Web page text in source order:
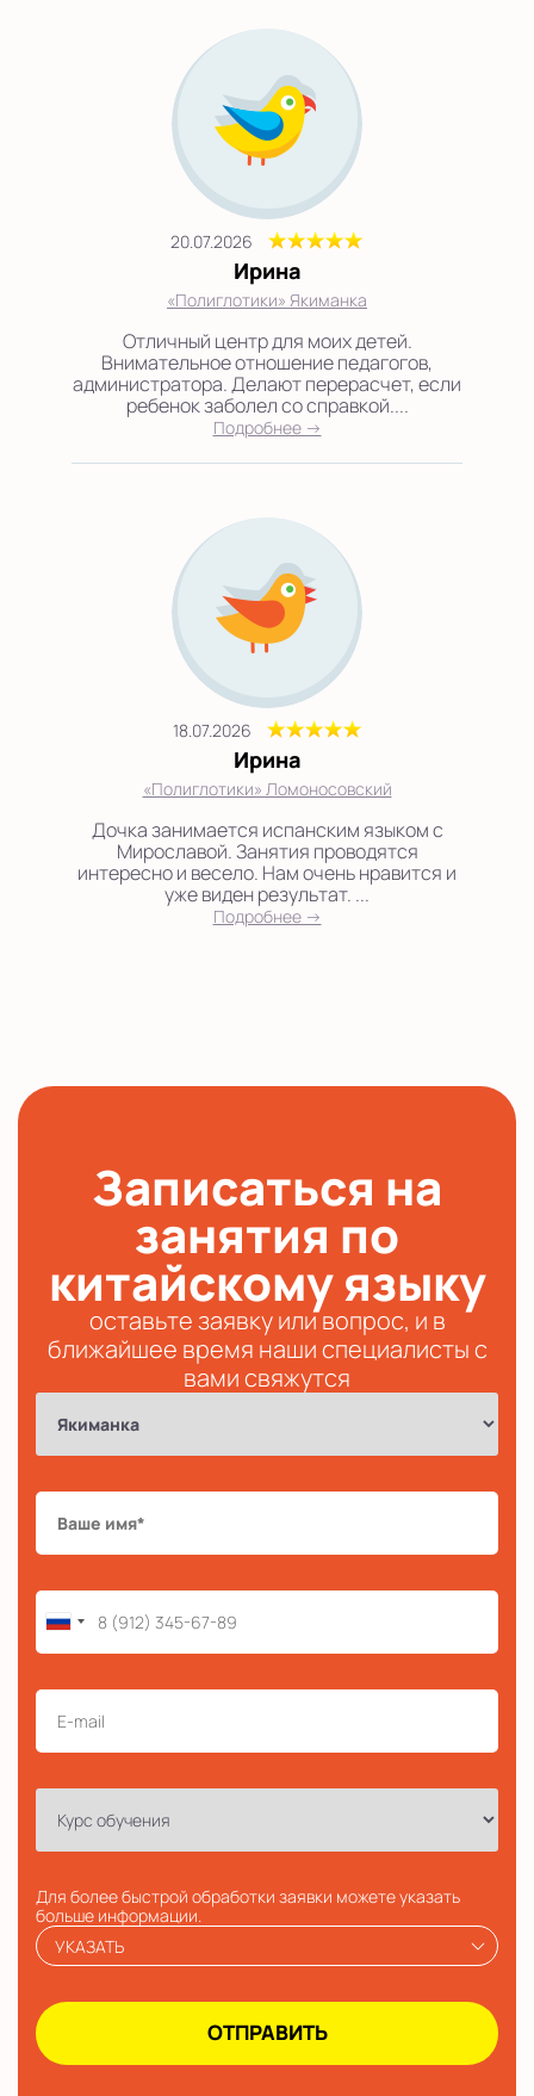
20.07.2026
Ирина
«Полиглотики» Якиманка
Отличный центр для моих детей.
Внимательное отношение педагогов,
администратора. Делают перерасчет, если
ребенок заболел со справкой....
Подробнее →
18.07.2026
Ирина
«Полиглотики» Ломоносовский
Дочка занимается испанским языком с
Мирославой. Занятия проводятся
интересно и весело. Нам очень нравится и
уже виден результат. ...
Подробнее →
Записаться на
занятия по
китайскому языку
оставьте заявку или вопрос, и в
ближайшее время наши специалисты с
вами свяжутся
Для более быстрой обработки заявки можете указать
больше информации.
УКАЗАТЬ